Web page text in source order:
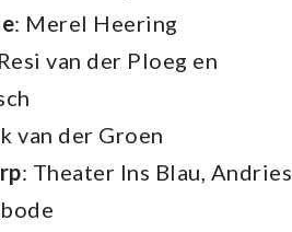
: Merel Heering
van der Ploeg en
van der Groen
: Theater Ins Blau, Andries